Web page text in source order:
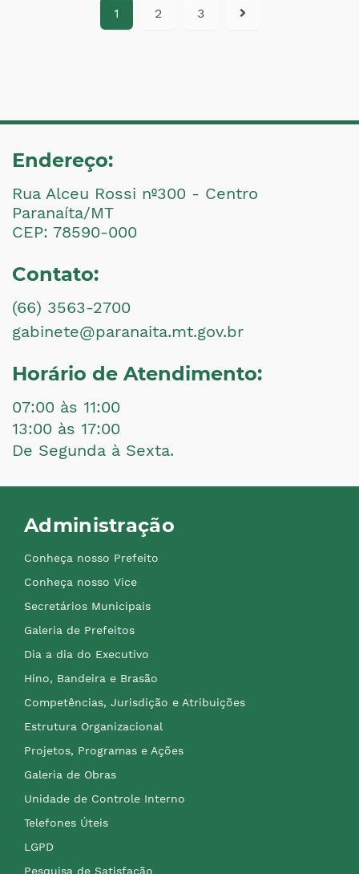
1 2 3
Endereço:
Rua Alceu Rossi nº300 - Centro
Paranaíta/MT
CEP: 78590-000
Contato:
(66) 3563-2700
gabinete@paranaita.mt.gov.br
Horário de Atendimento:
07:00 às 11:00
13:00 às 17:00
De Segunda à Sexta.
Administração
Conheça nosso Prefeito
Conheça nosso Vice
Secretários Municipais
Galeria de Prefeitos
Dia a dia do Executivo
Hino, Bandeira e Brasão
Competências, Jurisdição e Atribuições
Estrutura Organizacional
Projetos, Programas e Ações
Galeria de Obras
Unidade de Controle Interno
Telefones Úteis
LGPD
Pesquisa de Satisfação